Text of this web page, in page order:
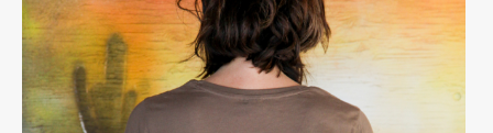
FERMÉ du 23 au 25 décembre
OUVERT 26 et 27 déc. de 11h à 22h
OUVERT 28 et 29 déc. de 09h à 22h
OUVERT 30 déc. de 11h à 22h
FERMÉ 31 déc. et 01 janvier